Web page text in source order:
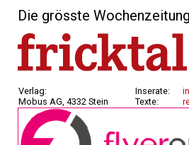
Die grösste
Verlag:
Mobus AG, 4332 Stein
Inserate:
Texte: